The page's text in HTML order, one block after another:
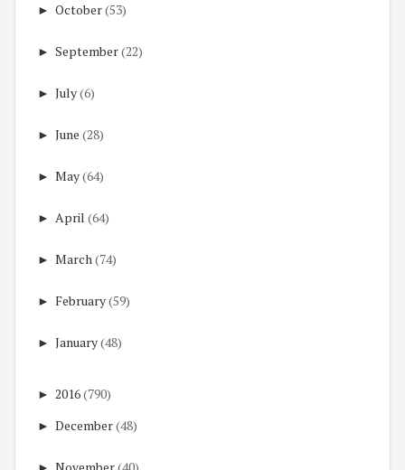
► October(53)
► September(22)
► July(6)
► June (28)
► May(64)
► April (64)
► March(74)
► February(59)
► January(48)
► 2016(790)
► December(48)